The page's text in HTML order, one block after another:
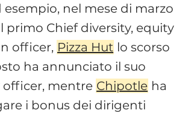
esempio, nel mese di marzo
primo Chief diversity, equity
officer, Pizza Hut lo scorso
ha annunciato il suo
officer, mentre Chipotle ha
i bonus dei dirigenti